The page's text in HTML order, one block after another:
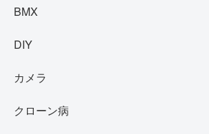
BMX
DIY
カメラ
クローン病